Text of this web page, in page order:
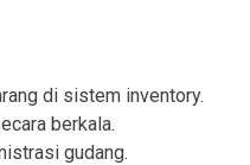
di sistem inventory.
berkala.
gudang.